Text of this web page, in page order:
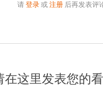
请 登录 或 注册 后再发表评
这里发表您的